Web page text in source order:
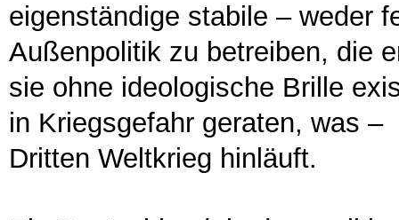
eigenständige stabile – weder
Außenpolitik zu betreiben, die
sie ohne ideologische Brille
in Kriegsgefahr geraten, was
Dritten Weltkrieg hinläuft.